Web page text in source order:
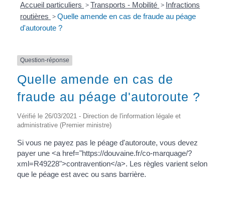
Accueil particuliers >Transports - Mobilité > Infractions
routières >Quelle amende en cas de fraude au péage
d'autoroute ?
Question-réponse
Quelle amende en cas de
fraude au péage d'autoroute ?
Vérifié le 26/03/2021 - Direction de l'information légale et
administrative (Premier ministre)
Si vous ne payez pas le péage d'autoroute, vous devez
payer une <a href="https://douvaine.fr/co-marquage/?
xml=R49228">contravention</a>. Les règles varient selon
que le péage est avec ou sans barrière.